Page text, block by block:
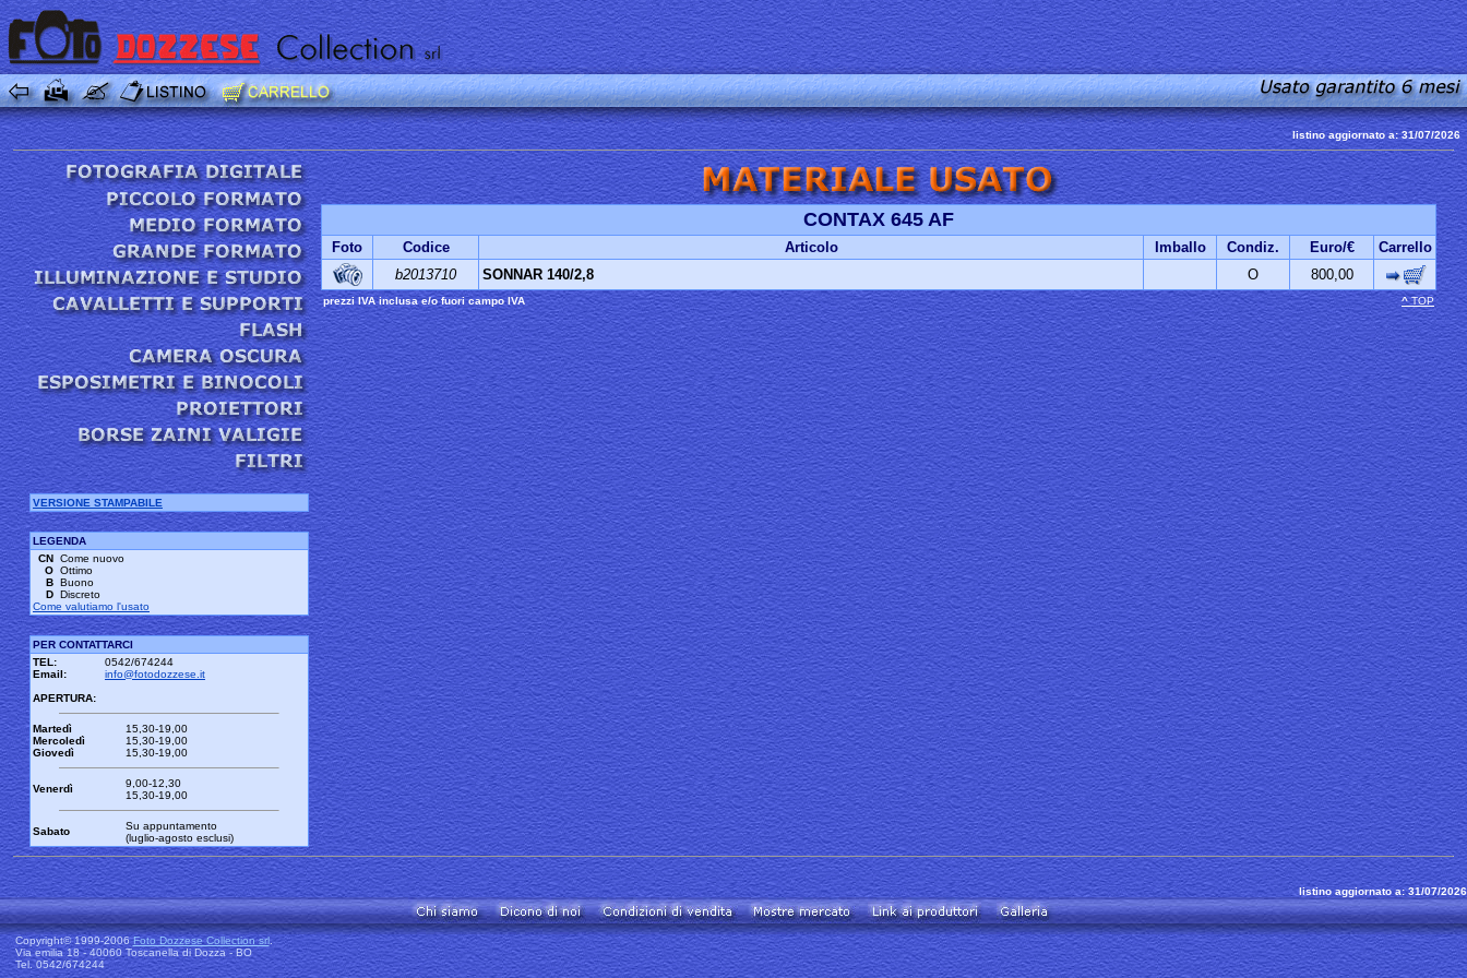
listino aggiornato a: 31/07/2026
VERSIONE STAMPABILE
LEGENDA
CN Come nuovo
O Ottimo
B Buono
D Discreto
Come valutiamo l'usato
PER CONTATTARCI
TEL:
0542/674244
Email:
info@fotodozzese.it
APERTURA:
Martedì
Mercoledì
Giovedì
15,30-19,00
15,30-19,00
15,30-19,00
Venerdì
9,00-12,30
15,30-19,00
Sabato
Su appuntamento
(luglio-agosto esclusi)
CONTAX 645 AF
Foto Codice Articolo Imballo Condiz. Euro/€
Carrello
b2013710
SONNAR 140/2,8 O 800,00
prezzi IVA inclusa e/o fuori campo IVA ^TOP
listino aggiornato a: 31/07/2026
Copyright© 1999-2006Foto Dozzese Collection srl.
Via emilia 18 - 40060 Toscanella di Dozza - BO
Tel. 0542/674244